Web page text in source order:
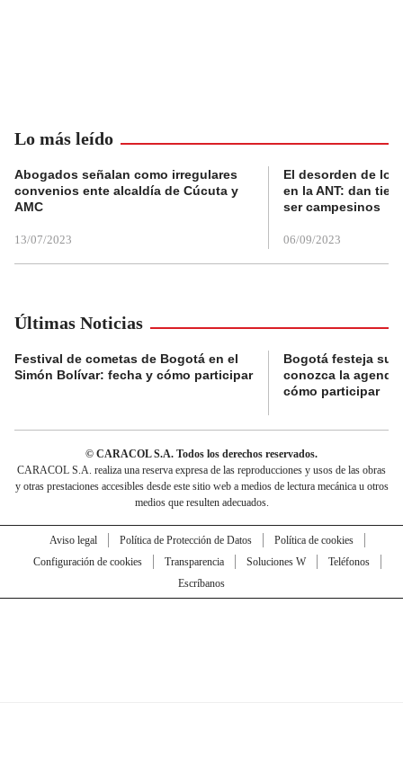
Lo más leído
Abogados señalan como irregulares
convenios ente alcaldía de Cúcuta y
AMC
13/07/2023
El desorden de
en la ANT: dan
ser campesinos
06/09/2023
Últimas Noticias
Festival de cometas de Bogotá en el
Simón Bolívar: fecha y cómo participar
Bogotá festeja su
conozca la
cómo participar
© CARACOL S.A. Todos los derechos reservados.
CARACOL S.A. realiza una reserva expresa de las reproducciones y usos de las obras
y otras prestaciones accesibles desde este sitio web a medios de lectura mecánica u otros
medios que resulten adecuados.
Aviso legal Política de Protección de Datos
Política de cookies
Configuración de cookies
Transparencia Soluciones W
Teléfonos
Escríbanos